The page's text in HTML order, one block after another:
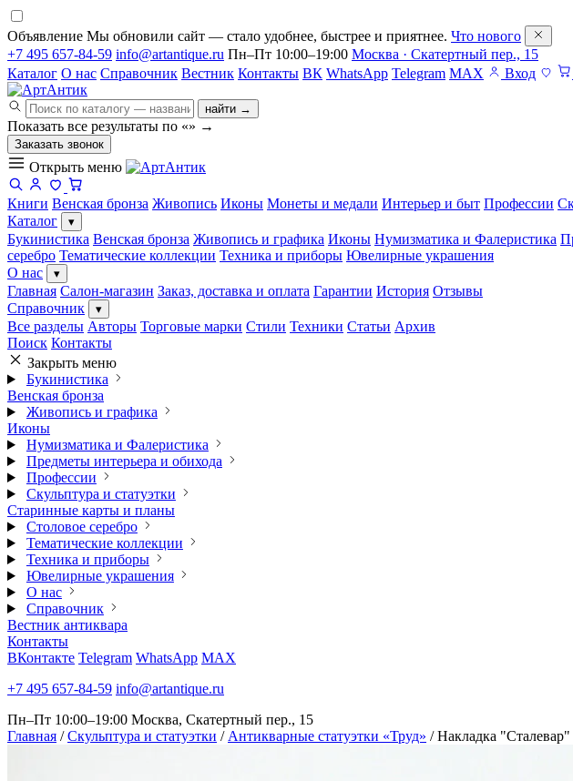
Объявление Мы обновили сайт — стало удобнее, быстрее и приятнее. Что нового
+7 495 657-84-59 info@artantique.ru Пн–Пт 10:00–19:00 Москва · Скатертный пер., 15
Каталог О нас Справочник Вестник Контакты ВК WhatsApp Telegram MAX Вход
найти →
Показать все результаты по «» →
Заказать звонок
Открыть меню
Книги Венская бронза Живопись Иконы Монеты и медали Интерьер и быт Профессии
Каталог
▾
Букинистика Венская бронза Живопись и графика Иконы Нумизматика и Фалеристика
серебро Тематические коллекции Техника и приборы Ювелирные украшения
О нас
▾
Главная Салон-магазин Заказ, доставка и оплата Гарантии История Отзывы
Справочник
▾
Все разделы Авторы Торговые марки Стили Техники Статьи Архив
Поиск Контакты
Закрыть меню
Букинистика
Венская бронза
Живопись и графика
Иконы
Нумизматика и Фалеристика
Предметы интерьера и обихода
Профессии
Скульптура и статуэтки
Старинные карты и планы
Столовое серебро
Тематические коллекции
Техника и приборы
Ювелирные украшения
О нас
Справочник
Вестник антиквара
Контакты
ВКонтакте Telegram WhatsApp MAX
+7 495 657-84-59 info@artantique.ru
Пн–Пт 10:00–19:00 Москва, Скатертный пер., 15
Главная / Скульптура и статуэтки / Антикварные статуэтки «Труд» / Накладка "Сталевар"